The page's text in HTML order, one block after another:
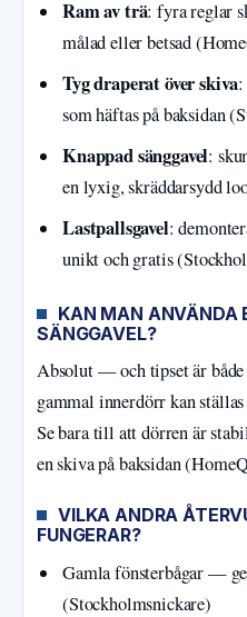
Ram av trä: fyra reglar
målad eller betsad
Tyg draperat över skiva
som häftas på baksidan
Knappad sänggavel:
en lyxig, skräddarsydd
Lastpallsgavel:
unikt och gratis
KAN MAN ANVÄNDA
SÄNGGAVEL?
Absolut — och tipset är
gammal innerdörr kan
Se bara till att dörren är
en skiva på baksidan
VILKA ANDRA
FUNGERAR?
Gamla fönsterbågar —
(Stockholmsnickare)